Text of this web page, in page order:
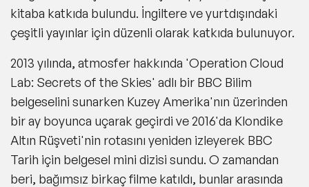
kitaba katkıda bulundu. İngiltere ve yurtdışındaki
çeşitli yayınlar için düzenli olarak katkıda bulunuyor.
2013 yılında, atmosfer hakkında 'Operation Cloud
Lab: Secrets of the Skies' adlı bir BBC Bilim
belgeselini sunarken Kuzey Amerika'nın üzerinden
bir ay boyunca uçarak geçirdi ve 2016'da Klondike
Altın Rüşveti'nin rotasını yeniden izleyerek BBC
Tarih için belgesel mini dizisi sundu. O zamandan
beri, bağımsız birkaç filme katıldı, bunlar arasında